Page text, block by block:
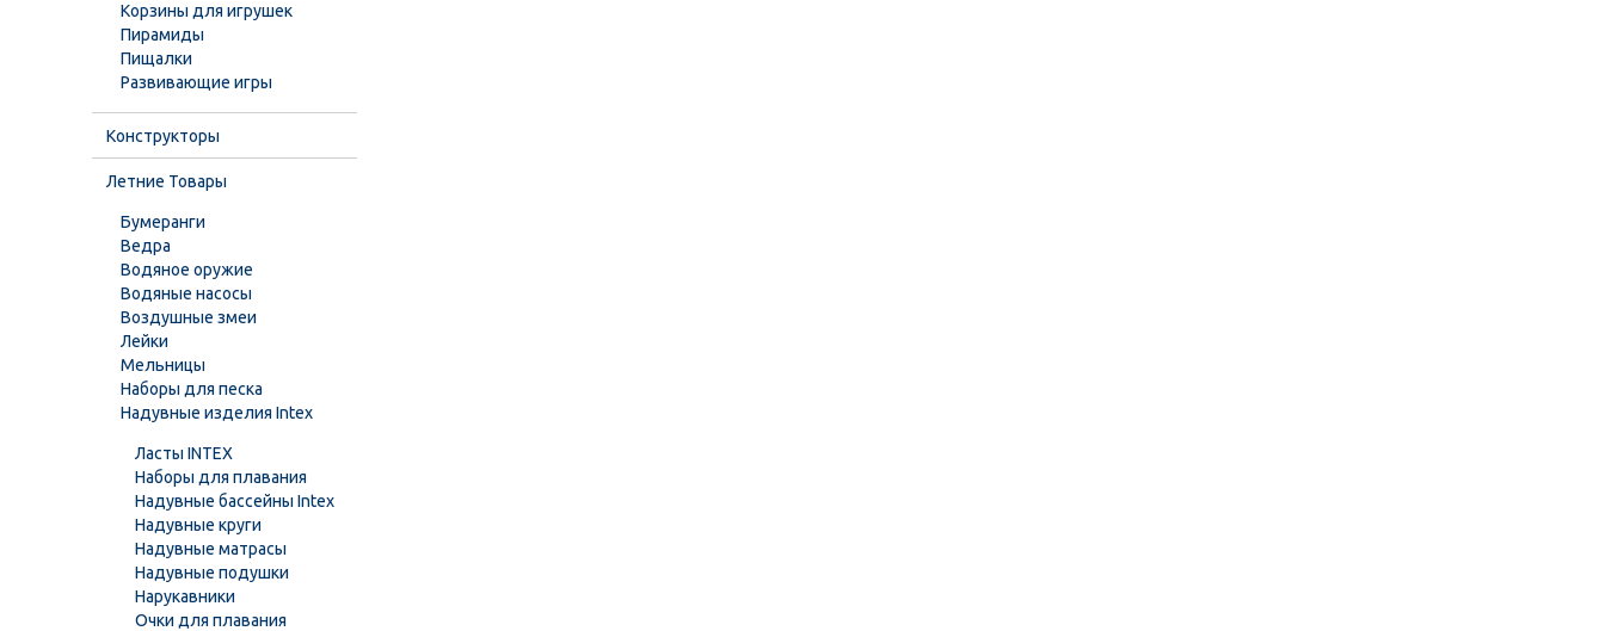
Корзины для игрушек
Пирамиды
Пищалки
Развивающие игры
Конструкторы
Летние Товары
Бумеранги
Ведра
Водяное оружие
Водяные насосы
Воздушные змеи
Лейки
Мельницы
Наборы для песка
Надувные изделия Intex
Ласты INTEX
Наборы для плавания
Надувные бассейны Intex
Надувные круги
Надувные матрасы
Надувные подушки
Нарукавники
Очки для плавания